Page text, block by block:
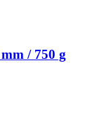
/ 750 g